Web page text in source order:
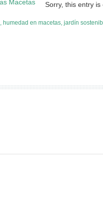
Sorry, this entry
, humedad en macetas, jardín